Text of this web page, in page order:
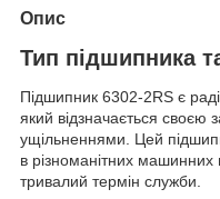
Опис
Тип підшипника
Підшипник 6302-2RS є
який відзначається своєю
ущільненнями. Цей
в різноманітних машинних
тривалий термін служби.